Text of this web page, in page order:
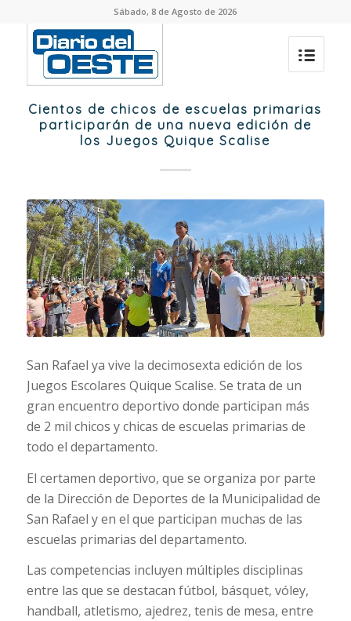
Sábado, 8 de Agosto de 2026
Cientos de chicos de escuelas primarias
participarán de una nueva edición de
los Juegos Quique Scalise
San Rafael ya vive la decimosexta edición de los
Juegos Escolares Quique Scalise. Se trata de un
gran encuentro deportivo donde participan más
de 2 mil chicos y chicas de escuelas primarias de
todo el departamento.
El certamen deportivo, que se organiza por parte
de la Dirección de Deportes de la Municipalidad de
San Rafael y en el que participan muchas de las
escuelas primarias del departamento.
Las competencias incluyen múltiples disciplinas
entre las que se destacan fútbol, básquet, vóley,
handball, atletismo, ajedrez, tenis de mesa, entre